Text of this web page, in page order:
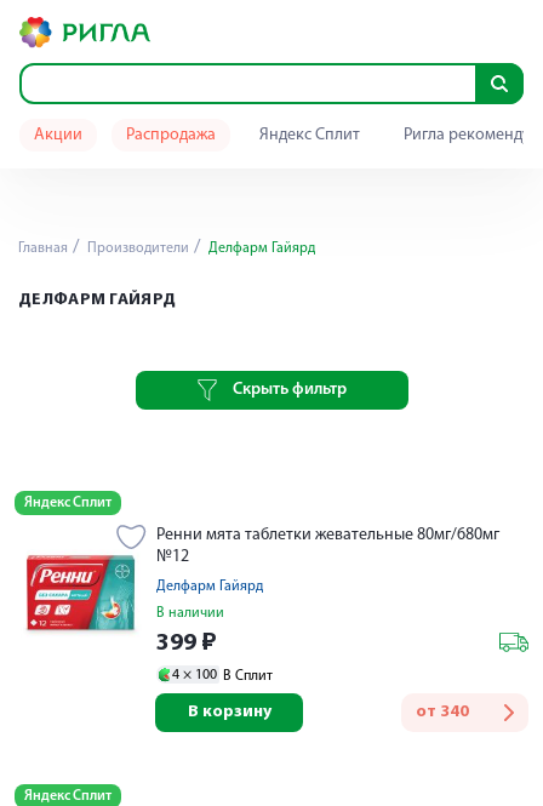
Акции Распродажа Яндекс Сплит Ригла
Главная Производители Делфарм Гайярд
ДЕЛФАРМ ГАЙЯРД
Скрыть фильтр
Яндекс Сплит
Ренни мята таблетки жевательные 80мг/680мг
№12
Делфарм Гайярд
В наличии
399 ₽
4 × 100 В Сплит
от 340
В корзину
Яндекс Сплит